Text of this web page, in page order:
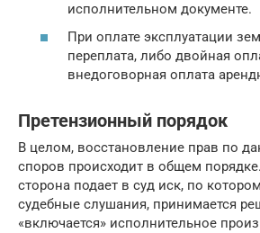
исполнительном документе.
При оплате эксплуатации
переплата, либо двойная
внедоговорная оплата
Претензионный порядок
В целом, восстановление прав по
споров происходит в общем
сторона подает в суд иск, по
судебные слушания, принимается
«включается» исполнительное